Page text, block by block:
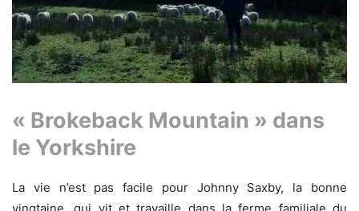
« Brokeback Mountain » dans
le Yorkshire
La vie n’est pas facile pour Johnny Saxby, la bonne